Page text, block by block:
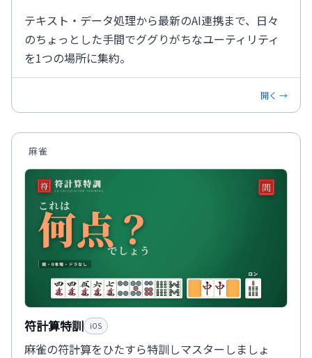
テキスト・データ処理から最新のAI連携まで、日々
のちょっとした手間でググりがちなユーティリティ
を1つの場所に集約。
開く →
麻雀
符計算特訓 iOS
麻雀の符計算をひたすら特訓しマスターしましょ